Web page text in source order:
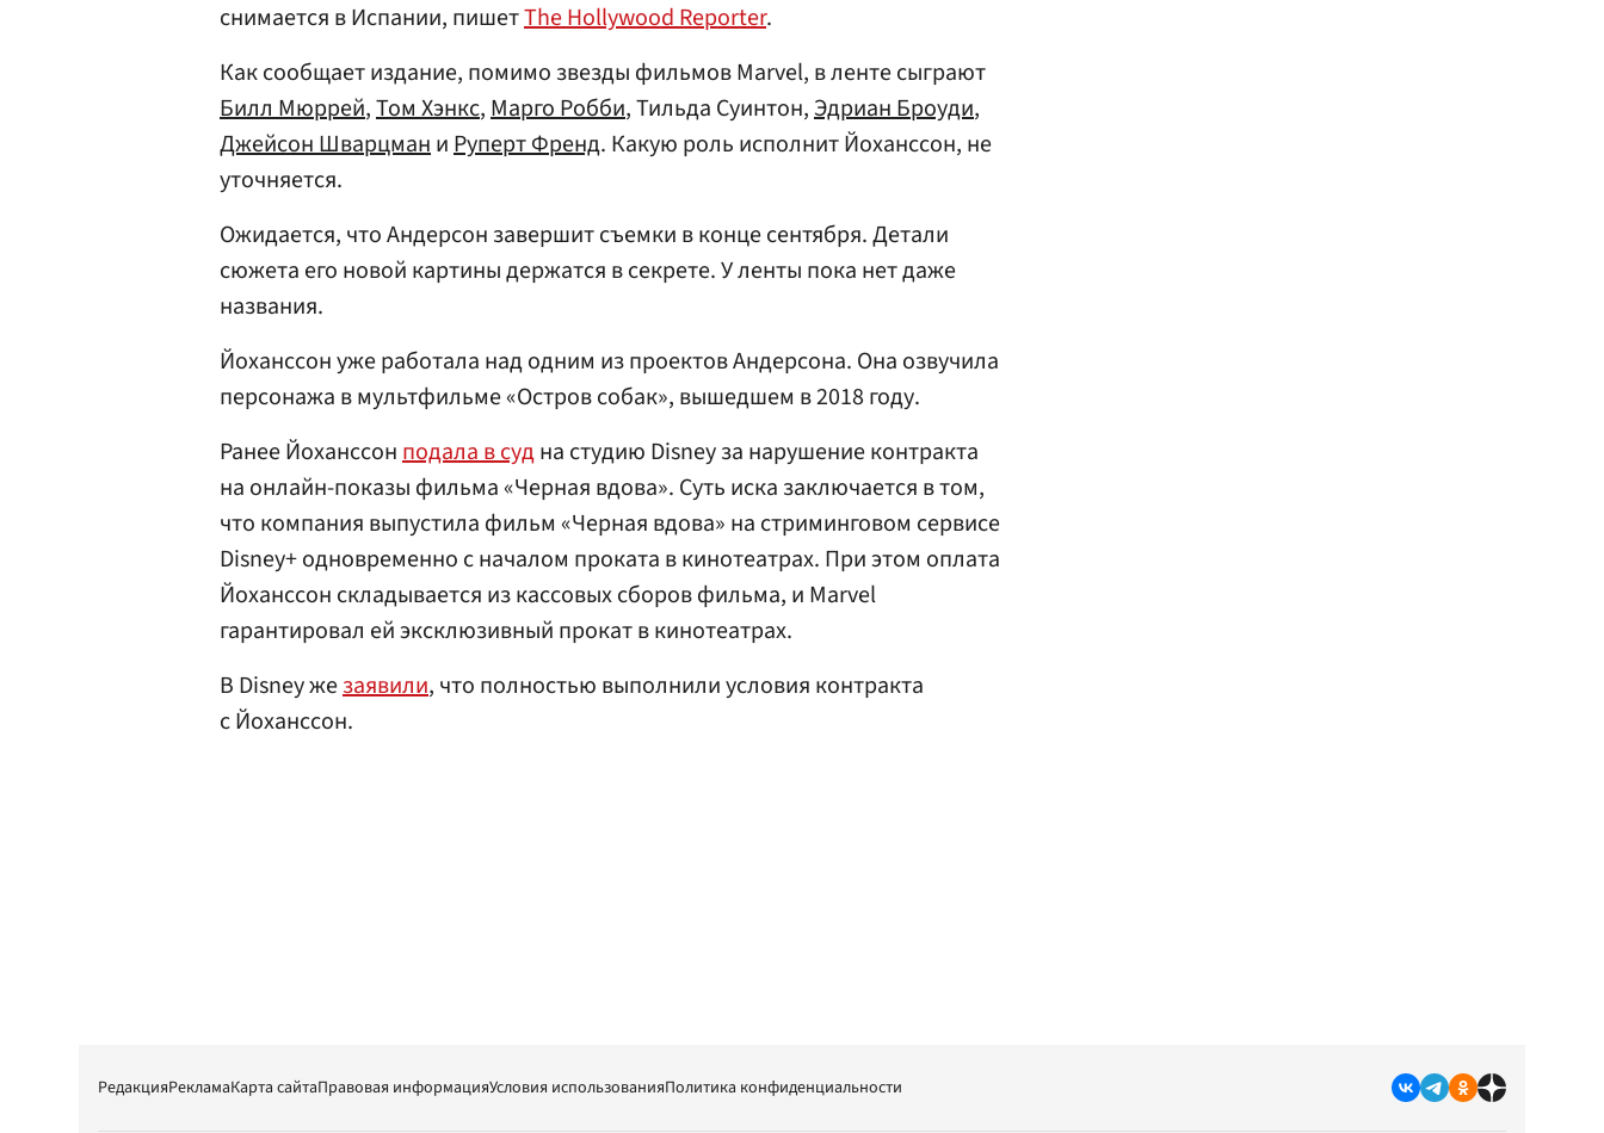
снимается в Испании, пишетThe Hollywood Reporter.
Как сообщает издание, помимо звезды фильмов Marvel, в ленте сыграют
Билл Мюррей,Том Хэнкс,Марго Робби, Тильда Суинтон,Эдриан Броуди,
Джейсон ШварцманиРуперт Френд. Какую роль исполнит Йоханссон, не
уточняется.
Ожидается, что Андерсон завершит съемки в конце сентября. Детали
сюжета его новой картины держатся в секрете. У ленты пока нет даже
названия.
Йоханссон уже работала над одним из проектов Андерсона. Она озвучила
персонажа в мультфильме «Остров собак», вышедшем в 2018 году.
Ранее Йоханссонподала в судна студию Disney за нарушение контракта
на онлайн-показы фильма «Черная вдова». Суть иска заключается в том,
что компания выпустила фильм «Черная вдова» на стриминговом сервисе
Disney+ одновременно с началом проката в кинотеатрах. При этом оплата
Йоханссон складывается из кассовых сборов фильма, и Marvel
гарантировал ей эксклюзивный прокат в кинотеатрах.
В Disney жезаявили, что полностью выполнили условия контракта
с Йоханссон.
РедакцияРекламаКарта сайтаПравовая информацияУсловия использованияПолитика конфиденциальности